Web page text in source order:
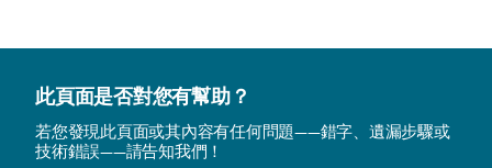
此頁面是否對您有幫助？
若您發現此頁面或其內容有任何問題——錯字、遺漏步驟或
技術錯誤——請告知我們！